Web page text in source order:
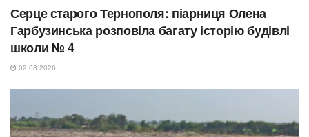
Серце старого Тернополя: піарниця Олена
Гарбузинська розповіла багату історію будівлі
школи № 4
02.08.2026